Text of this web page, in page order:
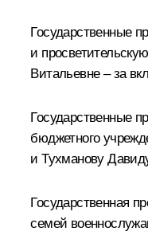
Государственные
и
Витальевне – за
Государственные
бюджетного
и Тухманову
Государственная
семей